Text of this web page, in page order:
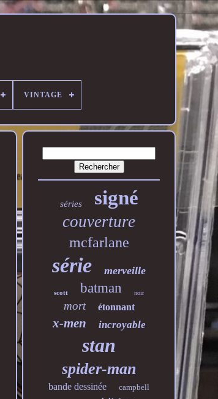
VINTAGE
séries signé
couverture
mcfarlane
série merveille
scott batman noir
mort étonnant
x-men incroyable
stan
spider-man
bande dessinée campbell